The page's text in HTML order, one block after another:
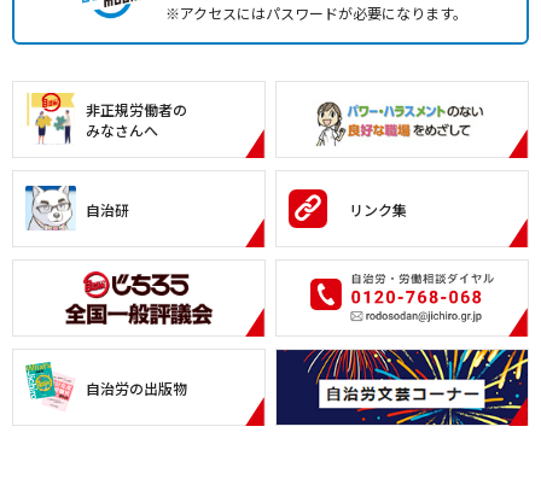
※アクセスにはパスワードが必要になります。
非正規労働者の
みなさんへ
自治研 リンク集
自治労の出版物